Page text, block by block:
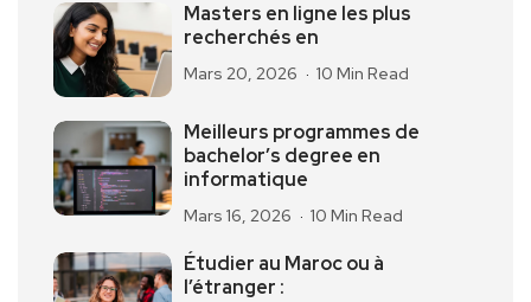
Masters en ligne les plus
recherchés en
Mars 20, 2026 10 Min Read
Meilleurs programmes de
bachelor’s degree en
informatique
Mars 16, 2026 10 Min Read
Étudier au Maroc ou à
l’étranger :